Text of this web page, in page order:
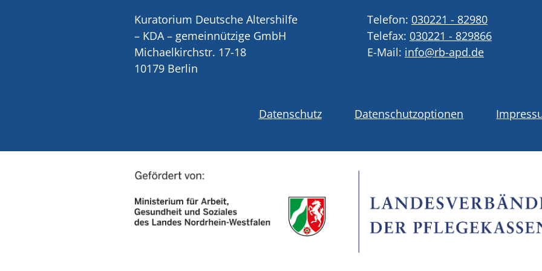
Kuratorium Deutsche Altershilfe
– KDA – gemeinnützige GmbH
Michaelkirchstr. 17-18
10179 Berlin
Telefon: 030221 - 82980
Telefax: 030221 - 829866
E-Mail: info@rb-apd.de
Datenschutz Datenschutzoptionen